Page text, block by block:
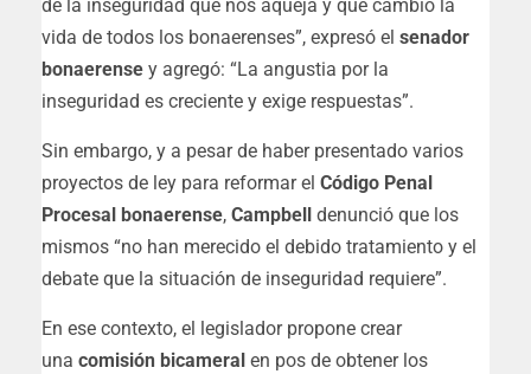
de la inseguridad que nos aqueja y que cambió la
vida de todos los bonaerenses”, expresó el senador
bonaerense y agregó: “La angustia por la
inseguridad es creciente y exige respuestas”.
Sin embargo, y a pesar de haber presentado varios
proyectos de ley para reformar el Código Penal
Procesal bonaerense, Campbell denunció que los
mismos “no han merecido el debido tratamiento y el
debate que la situación de inseguridad requiere”.
En ese contexto, el legislador propone crear
una comisión bicameral en pos de obtener los